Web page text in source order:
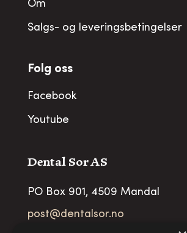
Om
Salgs- og leveringsbetingelser
Folg oss
Facebook
Youtube
Dental Sor AS
PO Box 901, 4509 Mandal
post@dentalsor.no